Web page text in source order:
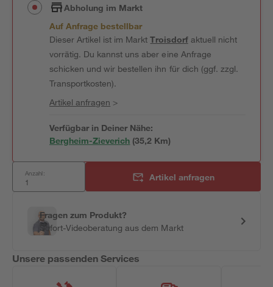
Abholung im Markt
Auf Anfrage bestellbar
Dieser Artikel ist im MarktTroisdorfaktuell nicht
vorrätig. Du kannst uns aber eine Anfrage
schicken und wir bestellen ihn für dich (ggf. zzgl.
Transportkosten).
Artikel anfragen >
Verfügbar in Deiner Nähe:
Bergheim-Zieverich (35,2 Km)
Anzahl: Artikel anfragen
Fragen zum Produkt?
Sofort-Videoberatung aus dem Markt
Unsere passenden Services